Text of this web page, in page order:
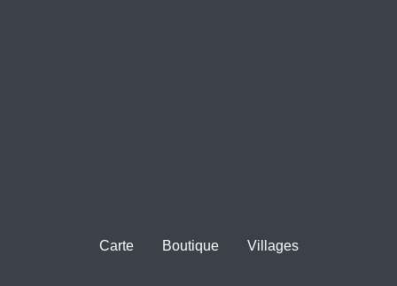
Carte Boutique Villages